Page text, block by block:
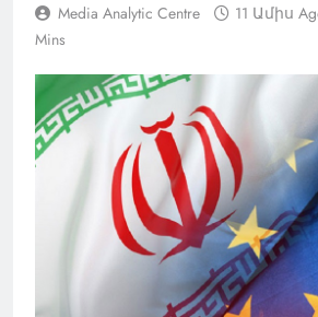
Media Analytic Centre 11 Ամիս
Mins